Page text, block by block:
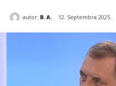
autor: B. A. 12. Septembra 2025.